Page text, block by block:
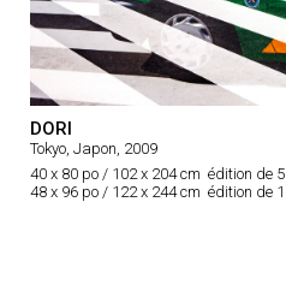
DORI
Tokyo, Japon, 2009
40 x 80 po / 102 x 204 cm édition de 5
48 x 96 po / 122 x 244 cm édition de 1